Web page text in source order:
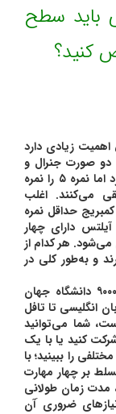
باید سطح
کنید؟
زیادی دارد
آزمون به دو صورت جنرال و
آکادمیک برگزار می‌شود. IELTS نمره قبولی ندارد اما نمره ۵ را نمره
تلقی می‌کنند. اغلب
کمبریج حداقل نمره
آیلتس دارای چهار
هر کدام از
و به‌طور کلی در
نمره آزمون تافل در بیشتر از ۹۰۰۰ دانشگاه جهان
انگلیسی تا تافل
شما می‌توانید
کنید یا با یک
را ببینید؛ با
بر چهار مهارت
زمان طولانی
ضروری َآن